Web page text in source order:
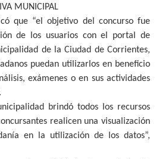
MUNICIPAL
que “el objetivo del concurso fue
de los usuarios con el portal de
de la Ciudad de Corrientes,
puedan utilizarlos en beneficio
exámenes o en sus actividades
brindó todos los recursos
realicen una visualización
en la utilización de los datos”,